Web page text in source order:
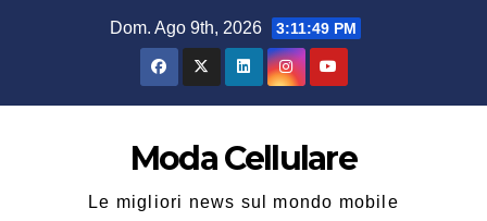
Dom. Ago 9th, 2026 3:11:49 PM
Moda Cellulare
Le migliori news sul mondo mobile